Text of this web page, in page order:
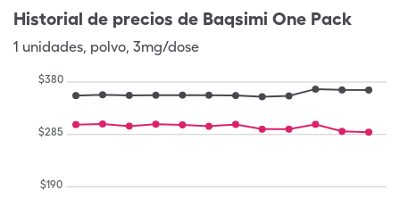
Historial de precios de Baqsimi One Pack
1 unidades, polvo, 3mg/dose
$190
$285
$380